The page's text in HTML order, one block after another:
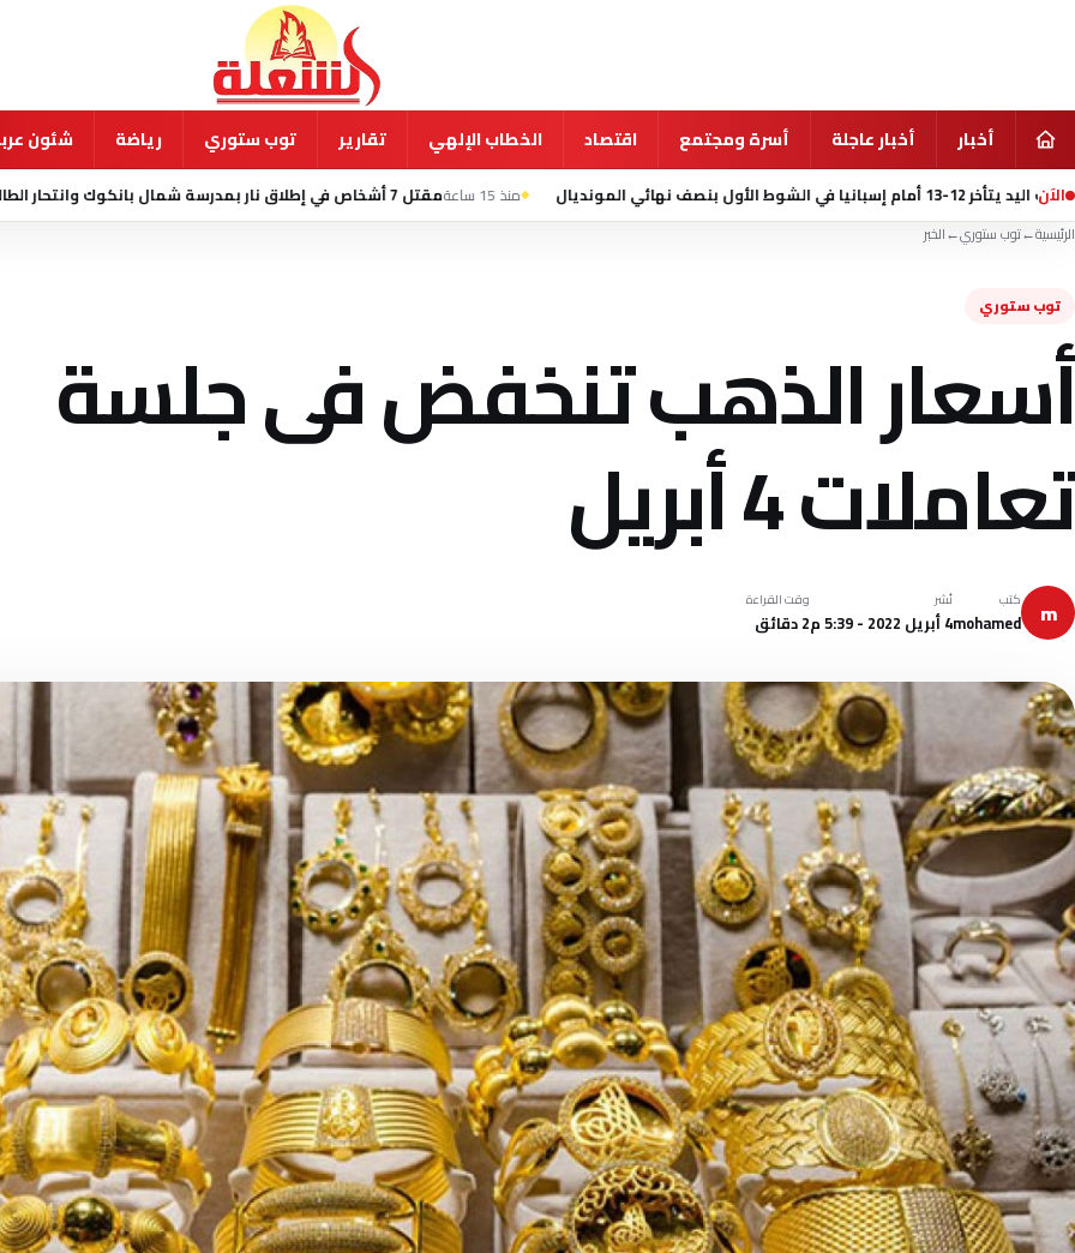
أخبار أخبار عاجلة أسرة ومجتمع اقتصاد الخطاب الإلهي تقارير توب ستوري رياضة شئون
الآن منذ 15 ساعة مقتل 7 أشخاص في إطلاق نار بمدرسة شمال بانكوك وانتحار الطالب المشتبه به
الرئيسية←توب ستوري←الخبر
توب ستوري
أسعار الذهب تنخفض فى جلسة
تعاملات 4 أبريل
m كتب
mohamed
نُشر
4 أبريل 2022 - 5:39 م
وقت القراءة
2 دقائق